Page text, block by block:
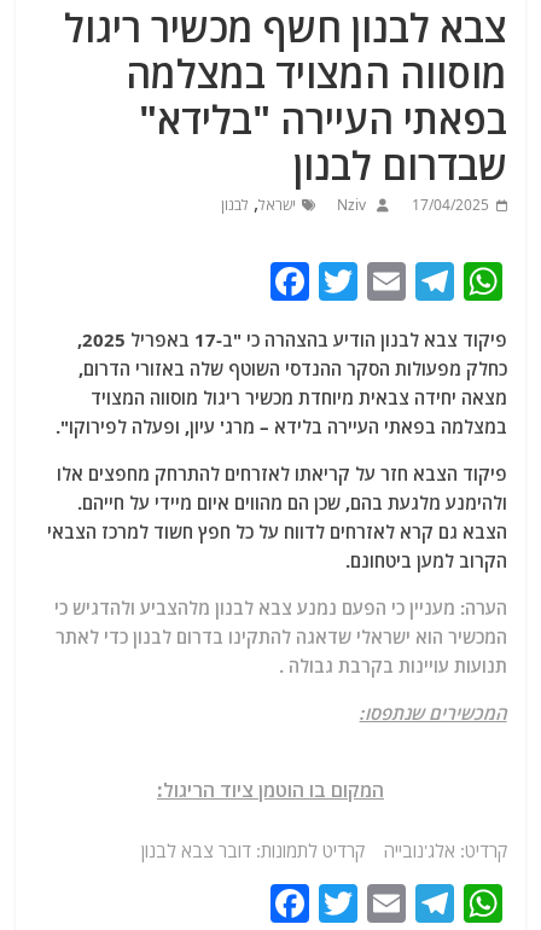
צבא לבנון חשף מכשיר ריגול
מוסווה המצויד במצלמה
בפאתי העיירה "בלידא"
שבדרום לבנון
17/04/2025
Nziv ישראל, לבנון
W
at
s
A
p
p
T
el
e
g
ra
m
E
ai
l
T
itt
er
c
e
b
o
o
k
פיקוד צבא לבנון הודיע ​​בהצהרה כי "ב-17 באפריל 2025,
כחלק מפעולות הסקר ההנדסי השוטף שלה באזורי הדרום,
מצאה יחידה צבאית מיוחדת מכשיר ריגול מוסווה המצויד
במצלמה בפאתי העיירה בלידא – מרג' עיון, ופעלה לפירוקו".
פיקוד הצבא חזר על קריאתו לאזרחים להתרחק מחפצים אלו
ולהימנע מלגעת בהם, שכן הם מהווים איום מיידי על חייהם.
הצבא גם קרא לאזרחים לדווח על כל חפץ חשוד למרכז הצבאי
הקרוב למען ביטחונם.
הערה: מעניין כי הפעם נמנע צבא לבנון מלהצביע ולהדגיש כי
המכשיר הוא ישראלי שדאגה להתקינו בדרום לבנון כדי לאתר
תנועות עויינות בקרבת גבולה .
המכשירים שנתפסו:
המקום בו הוטמן ציוד הריגול:
קרדיט: אלג'נובייה קרדיט לתמונות: דובר צבא לבנון
W
T
E
T